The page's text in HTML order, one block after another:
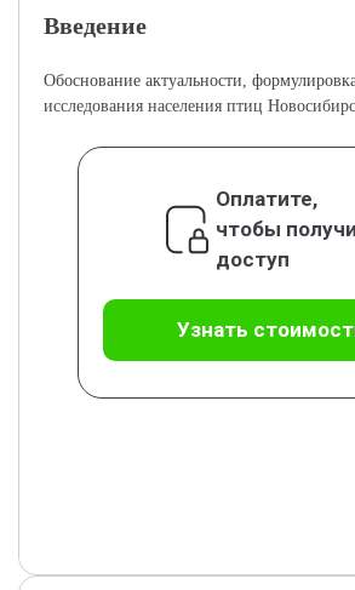
Введение
Обоснование актуальности,
исследования населения птиц
Оплатите,
чтобы
доступ
Узнать